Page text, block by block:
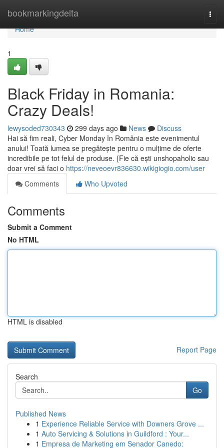
bookmarkingdelta
Home
Home
1
Black Friday in Romania:
Crazy Deals!
lewysoded730343 299 days ago News
Discuss
Hai să fim reali, Cyber Monday în România este evenimentul
anului! Toată lumea se pregătește pentru o mulțime de oferte
incredibile pe tot felul de produse. {Fie că ești unshopaholic sau
doar vrei să faci o https://neveoevr836630.wikigiogio.com/user
Comments
Who Upvoted
Comments
Submit a Comment
No HTML
HTML is disabled
Report Page
Search
Go
Published News
1 Experience Reliable Service with Downers Grove ...
1 Auto Servicing & Solutions in Guildford : Your...
1 Empresa de Marketing em Senador Canedo: